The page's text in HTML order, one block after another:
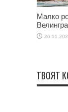
Малко
ТВОЯТ